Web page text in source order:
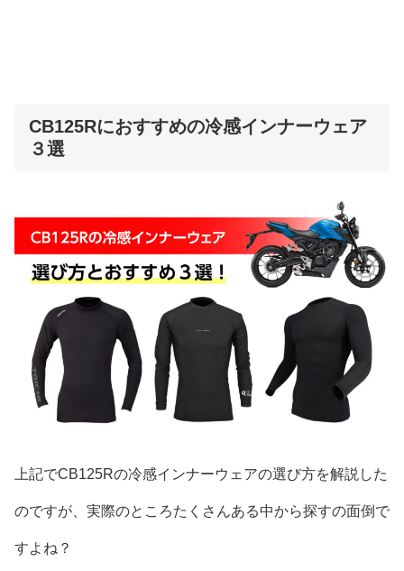
CB125Rにおすすめの冷感インナーウェア
３選
上記でCB125Rの冷感インナーウェアの選び方を解説した
のですが、実際のところたくさんある中から探すの面倒で
すよね？